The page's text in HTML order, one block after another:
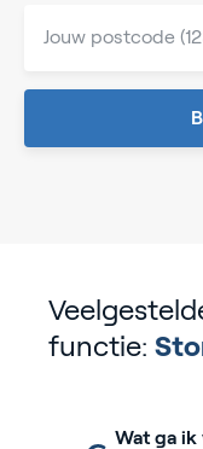
functie:
Wat ga ik